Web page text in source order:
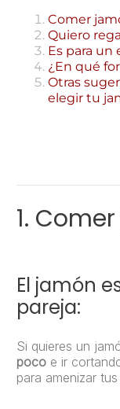
Comer
Quiero
Es para un
¿En qué
Otras
elegir tu
1.
El jamón
pareja:
Si quieres un
poco e ir
para amenizar